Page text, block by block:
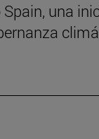
Spain, una